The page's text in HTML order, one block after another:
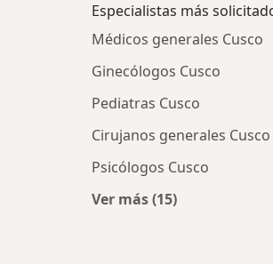
Especialistas más
Médicos generales Cusco
Ginecólogos Cusco
Pediatras Cusco
Cirujanos generales Cusco
Psicólogos Cusco
Ver más (15)